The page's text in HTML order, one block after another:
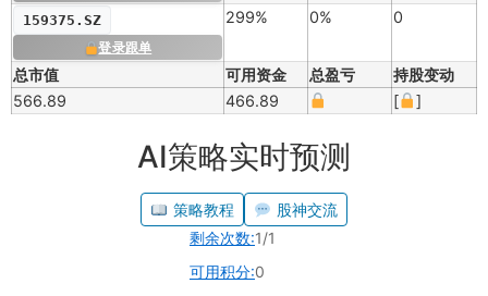
159375.SZ
登录跟单
299% 0% 0
总市值 可用资金 总盈亏
持股变动
566.89
466.89 [ ]
AI策略实时预测
策略教程
股神交流
剩余次数:1/1
可用积分:0